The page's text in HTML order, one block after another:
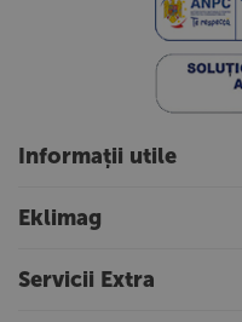
Informații utile
Eklimag
Servicii Extra